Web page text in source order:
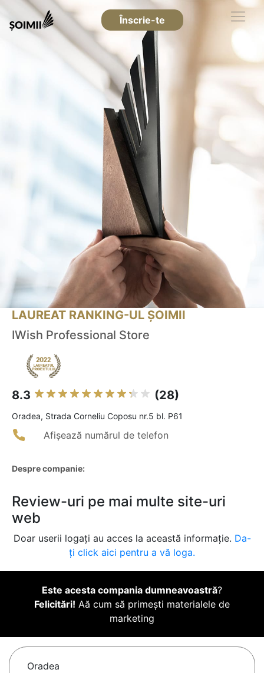
Înscrie-te
LAUREAT RANKING-UL ȘOIMII
IWish Professional Store
8.3 (28)
Oradea, Strada Corneliu Coposu nr.5 bl. P61
Afișează numărul de telefon
Despre companie:
Review-uri pe mai multe site-uri
web
Doar userii logați au acces la această informație. Da-
ți click aici pentru a vă loga.
Este acesta compania dumneavoastră?
Felicitări! Aă cum să primești materialele de
marketing
Oradea